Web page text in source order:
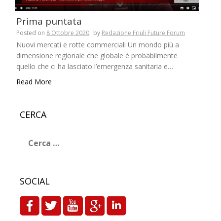
Prima puntata
Posted on 8 Ottobre 2020 by Redazione Friuli Future Forum
Nuovi mercati e rotte commerciali Un mondo più a
dimensione regionale che globale è probabilmente
quello che ci ha lasciato l’emergenza sanitaria e…
Read More
CERCA
per:
SOCIAL